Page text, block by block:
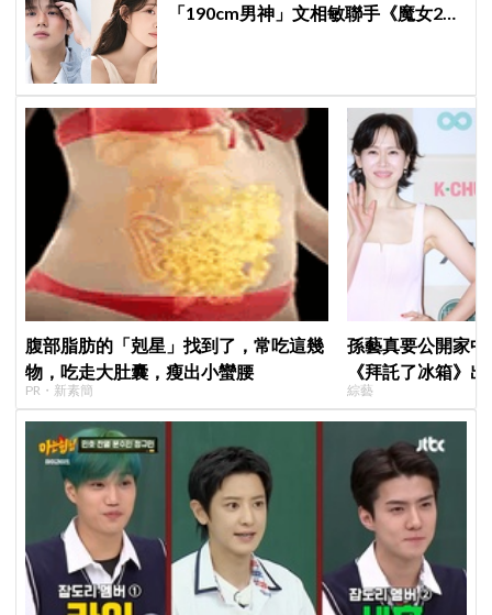
「190cm男神」文相敏聯手《魔女2》
腹部脂肪的「剋星」找到了，常吃這幾
物，吃走大肚囊，瘦出小蠻腰
PR・新素簡
孫藝真要公開家
《拜託了冰箱》
玄彬婚後日常掀期
綜藝